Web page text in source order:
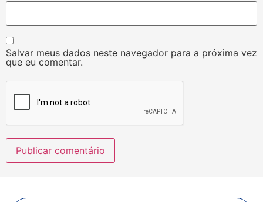
Salvar meus dados neste navegador para a próxima vez
que eu comentar.